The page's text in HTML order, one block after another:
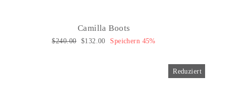
Camilla Boots
Normaler
$240.00 Sonderpreis
$132.00 Speichern 45%
Reduziert